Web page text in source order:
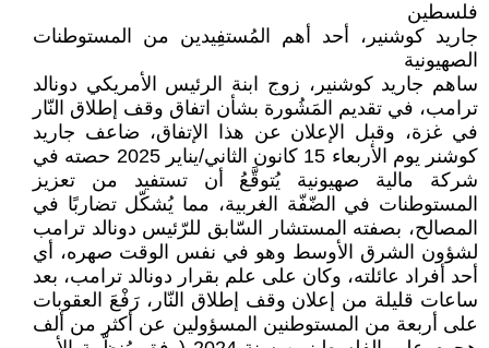
فلسطين
جاريد كوشنير، أحد أهم المُستفِيدين من المستوطنات
الصهيونية
ساهم جاريد كوشنير، زوج ابنة الرئيس الأمريكي دونالد
ترامب، في تقديم المَشُورة بشأن اتفاق وقف إطلاق النّار
في غزة، وقبل الإعلان عن هذا الإتفاق، ضاعف جاريد
كوشنر يوم الأربعاء 15 كانون الثاني/يناير 2025 حصته في
شركة مالية صهيونية يُتوقَّعُ أن تستفيد من تعزيز
المستوطنات في الضّفّة الغربية، مما يُشكّل تضاربًا في
المصالح، بصفته المستشار السّابق للرّئيس دونالد ترامب
لشؤون الشرق الأوسط وهو في نفس الوقت صهره، أي
أحد أفراد عائلته، وكان على علم بقرار دونالد ترامب، بعد
ساعات قليلة من إعلان وقف إطلاق النّار، رَفْعَ العقوبات
على أربعة من المستوطنين المسؤولين عن أكثر من ألف